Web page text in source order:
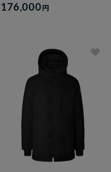
176,000円